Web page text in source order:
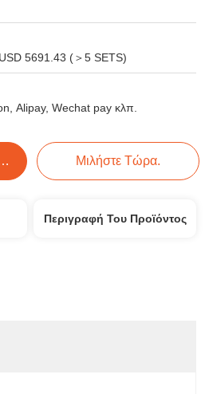
USD 7114.28(1-5 SETS) , USD 5691.43 (＞5 SETS)
Alipay, Wechat pay κλπ.
Καλύτερη Τιμή Μιλήστε Τώρα.
Περιγραφή Του Προϊόντος